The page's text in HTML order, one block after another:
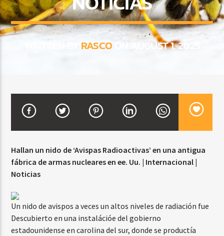
CURRENT SHOW
WRITTEN BY RASCO ON AUGUST 1, 2025
Hallan un nido de ‘Avispas Radioactivas’ en una antigua
fábrica de armas nucleares en ee. Uu. | Internacional |
Noticias
Un nido de avispos a veces un altos niveles de radiación fue
Descubierto en una instalációe del gobierno
estadounidense en carolina del sur, donde se productía